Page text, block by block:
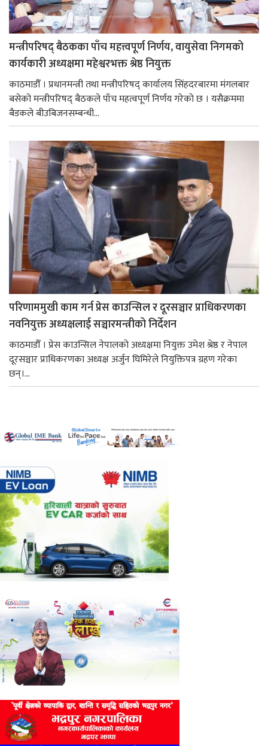
मन्त्रीपरिषद् बैठकका पाँच महत्त्वपूर्ण निर्णय, वायुसेवा निगमको
कार्यकारी अध्यक्षमा महेश्वरभक्त श्रेष्ठ नियुक्त
काठमाडौँ । प्रधानमन्त्री तथा मन्त्रीपरिषद् कार्यालय सिंहदरबारमा मंगलबार
बसेको मन्त्रीपरिषद् बैठकले पाँच महत्वपूर्ण निर्णय गरेको छ । यसैक्रममा
बैडकले बीउबिजनसम्बन्धी...
परिणाममुखी काम गर्न प्रेस काउन्सिल र दूरसञ्चार प्राधिकरणका
नवनियुक्त अध्यक्षलाई सञ्चारमन्त्रीको निर्देशन
काठमाडौँ । प्रेस काउन्सिल नेपालको अध्यक्षमा नियुक्त उमेश श्रेष्ठ र नेपाल
दूरसञ्चार प्राधिकरणका अध्यक्ष अर्जुन घिमिरेले नियुक्तिपत्र ग्रहण गरेका
छन्।...